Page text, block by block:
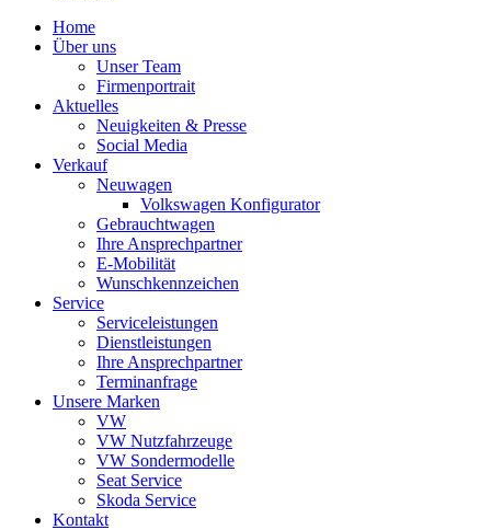
Home
Über uns
Unser Team
Firmenportrait
Aktuelles
Neuigkeiten & Presse
Social Media
Verkauf
Neuwagen
Volkswagen Konfigurator
Gebrauchtwagen
Ihre Ansprechpartner
E-Mobilität
Wunschkennzeichen
Service
Serviceleistungen
Dienstleistungen
Ihre Ansprechpartner
Terminanfrage
Unsere Marken
VW
VW Nutzfahrzeuge
VW Sondermodelle
Seat Service
Skoda Service
Kontakt